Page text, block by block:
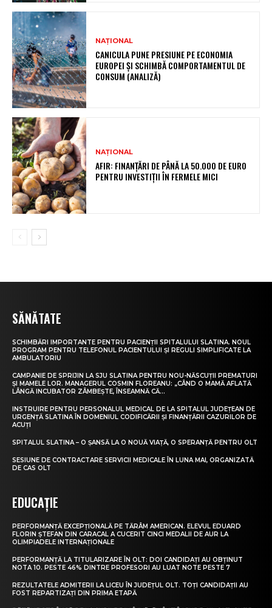
NAȚIONAL
CANICULA PUNE PRESIUNE PE ECONOMIA
EUROPEI ȘI SCHIMBĂ COMPORTAMENTUL DE
CONSUM (ANALIZĂ)
NAȚIONAL
AFIR: FINANȚĂRI DE PÂNĂ LA 50.000 DE EURO
PENTRU INVESTIȚII ÎN FERMELE MICI
SĂNĂTATE
SCHIMBĂRI IMPORTANTE PENTRU PACIENȚII SPITALULUI SLATINA. NOUL
PROGRAM PENTRU TELEFONUL PACIENTULUI ȘI REGULI SIMPLIFICATE LA
AMBULATORIU
CAMPANIE DE SPRIJIN LA SJU SLATINA PENTRU NOU-NĂSCUȚII PREMATURI
ȘI MAMELE LOR. MANAGERUL COSMIN FLOREANU: „CÂND O MAMĂ AFLATĂ
LÂNGĂ INCUBATOR ZÂMBEȘTE, ÎNSEAMNĂ CĂ...
INSTRUIRE PENTRU PERSONALUL MEDICAL DE LA SPITALUL JUDEȚEAN DE
URGENȚĂ SLATINA ÎN DOMENIUL CODIFICĂRII ȘI FINANȚĂRII CAZURILOR DE
ACUȚI
SPITALUL SLATINA – O ȘANSĂ LA O NOUĂ VIAȚĂ, O SPERANȚĂ PENTRU OLT
SESIUNE DE CONTRACTARE SERVICII MEDICALE ÎN LUNA MAI, ORGANIZATĂ
DE CAS OLT
EDUCAȚIE
PERFORMANȚĂ EXCEPȚIONALĂ PE TĂRÂM AMERICAN. ELEVUL EDUARD
FLORIN ȘTEFAN DIN CARACAL A CUCERIT CINCI MEDALII DE AUR LA
OLIMPIADELE INTERNAȚIONALE
PERFORMANȚĂ LA TITULARIZARE ÎN OLT: DOI CANDIDAȚI AU OBȚINUT
NOTA 10. PESTE 46% DINTRE PROFESORI AU LUAT NOTE PESTE 7
REZULTATELE ADMITERII LA LICEU ÎN JUDEȚUL OLT. TOȚI CANDIDAȚII AU
FOST REPARTIZAȚI DIN PRIMA ETAPĂ